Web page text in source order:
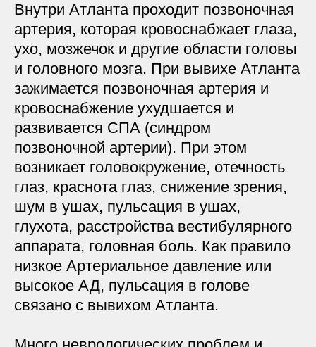
Внутри Атланта проходит позвоночная
артерия, которая кровоснабжает глаза,
ухо, мозжечок и другие области головы
и головного мозга. При вывихе Атланта
зажимается позвоночная артерия и
кровоснабжение ухудшается и
развивается СПА (синдром
позвоночной артерии). При этом
возникает головокружение, отечность
глаз, краснота глаз, снижение зрения,
шум в ушах, пульсация в ушах,
глухота, расстройства вестибулярного
аппарата, головная боль. Как правило
низкое Артериальное давление или
высокое АД, пульсация в голове
связано с вывихом Атланта.